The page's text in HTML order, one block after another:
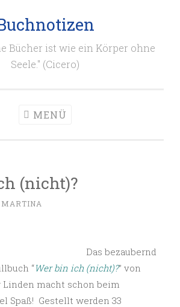
Bücher ist wie ein Körper ohne
Seele." (Cicero)
MENÜ
(nicht)?
MARTINA
Das bezaubernd
“Wer bin ich (nicht)?” von
Linden macht schon beim
Spaß! Gestellt werden 33